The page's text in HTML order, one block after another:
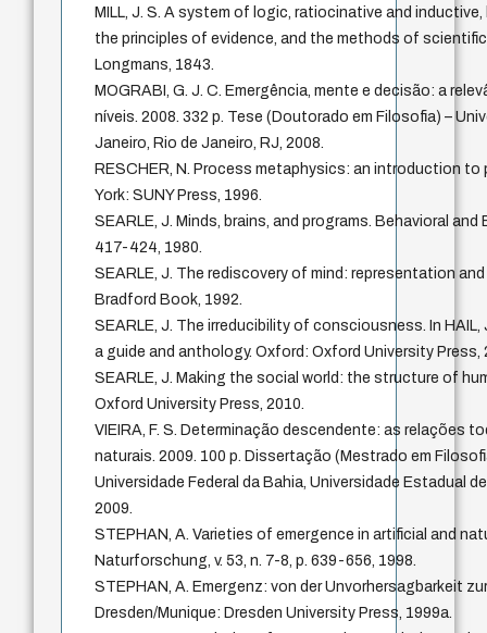
MILL, J. S. A system of logic, ratiocinative and
the principles of evidence, and the methods of
Longmans, 1843.
MOGRABI, G. J. C. Emergência, mente e decisão: a
níveis. 2008. 332 p. Tese (Doutorado em Filosofia) –
Janeiro, Rio de Janeiro, RJ, 2008.
RESCHER, N. Process metaphysics: an introduction to
York: SUNY Press, 1996.
SEARLE, J. Minds, brains, and programs. Behavioral and
417-424, 1980.
SEARLE, J. The rediscovery of mind: representation and
Bradford Book, 1992.
SEARLE, J. The irreducibility of consciousness. In
a guide and anthology. Oxford: Oxford University Press,
SEARLE, J. Making the social world: the structure of
Oxford University Press, 2010.
VIEIRA, F. S. Determinação descendente: as relações
naturais. 2009. 100 p. Dissertação (Mestrado em
Universidade Federal da Bahia, Universidade Estadual
2009.
STEPHAN, A. Varieties of emergence in artificial and
Naturforschung, v. 53, n. 7-8, p. 639-656, 1998.
STEPHAN, A. Emergenz: von der Unvorhersagbarkeit
Dresden/Munique: Dresden University Press, 1999a.